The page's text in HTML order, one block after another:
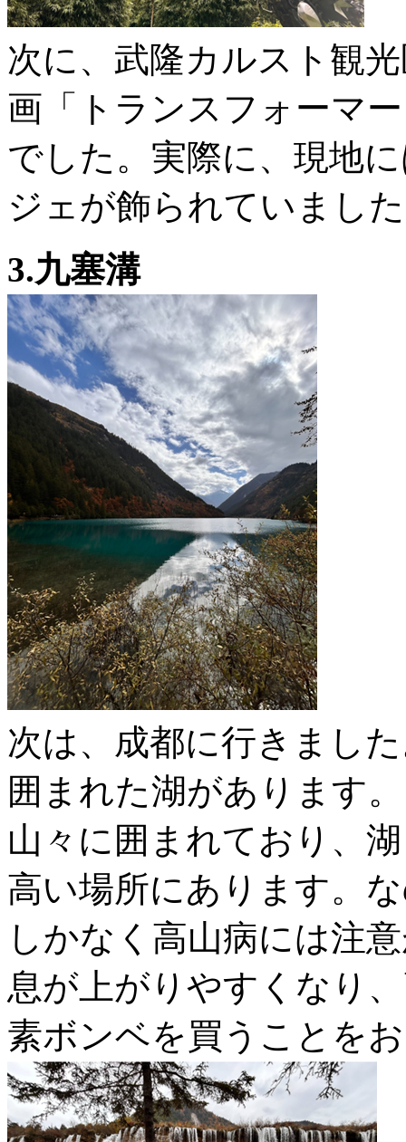
次に、武隆カルスト観
画「トランスフォーマ
でした。実際に、現地
ジェが飾られていまし
3.九塞溝
次は、成都に行きまし
囲まれた湖があります
山々に囲まれており、
高い場所にあります。
しかなく高山病には注
息が上がりやすくなり
素ボンベを買うことを